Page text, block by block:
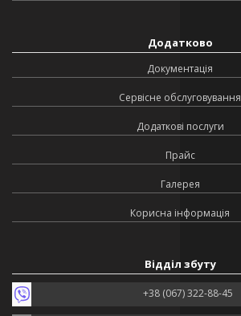
Додатково
Документація
Сервісне обслуговування
Додаткові послуги
Прайс
Галерея
Корисна інформація
Відділ збуту
+38 (067) 322-88-45